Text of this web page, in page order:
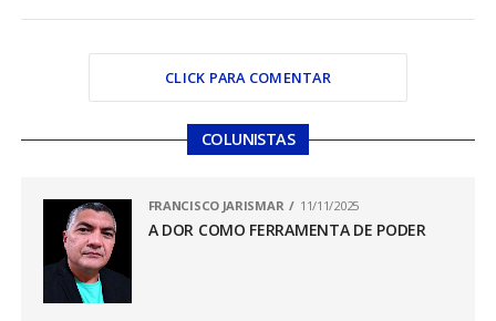
CLICK PARA COMENTAR
COLUNISTAS
FRANCISCO JARISMAR 11/11/2025
A DOR COMO FERRAMENTA DE PODER